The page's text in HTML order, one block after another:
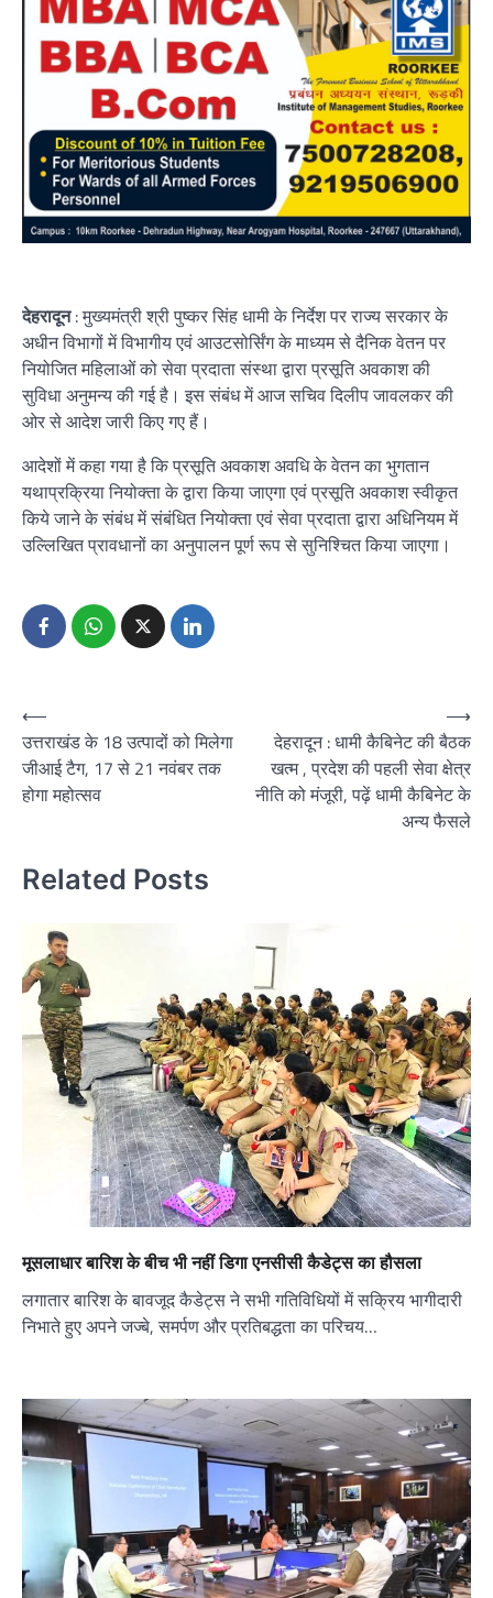
देहरादून: मुख्यमंत्री श्री पुष्कर सिंह धामी के निर्देश पर राज्य सरकार के
अधीन विभागों में विभागीय एवं आउटसोर्सिंग के माध्यम से दैनिक वेतन पर
नियोजित महिलाओं को सेवा प्रदाता संस्था द्वारा प्रसूति अवकाश की
सुविधा अनुमन्य की गई है। इस संबंध में आज सचिव दिलीप जावलकर की
ओर से आदेश जारी किए गए हैं।
आदेशों में कहा गया है कि प्रसूति अवकाश अवधि के वेतन का भुगतान
यथाप्रक्रिया नियोक्ता के द्वारा किया जाएगा एवं प्रसूति अवकाश स्वीकृत
किये जाने के संबंध में संबंधित नियोक्ता एवं सेवा प्रदाता द्वारा अधिनियम में
उल्लिखित प्रावधानों का अनुपालन पूर्ण रूप से सुनिश्चित किया जाएगा।
Post
navigation
⟵
उत्तराखंड के 18 उत्पादों को मिलेगा
जीआई टैग, 17 से 21 नवंबर तक
होगा महोत्सव
देहरादून : धामी कैबिनेट की बैठक
खत्म , प्रदेश की पहली सेवा क्षेत्र
नीति को मंजूरी, पढ़ें धामी कैबिनेट के
अन्य फैसले
⟶
Related Posts
मूसलाधार बारिश के बीच भी नहीं डिगा एनसीसी कैडेट्स का हौसला
लगातार बारिश के बावजूद कैडेट्स ने सभी गतिविधियों में सक्रिय भागीदारी
निभाते हुए अपने जज्बे, समर्पण और प्रतिबद्धता का परिचय…